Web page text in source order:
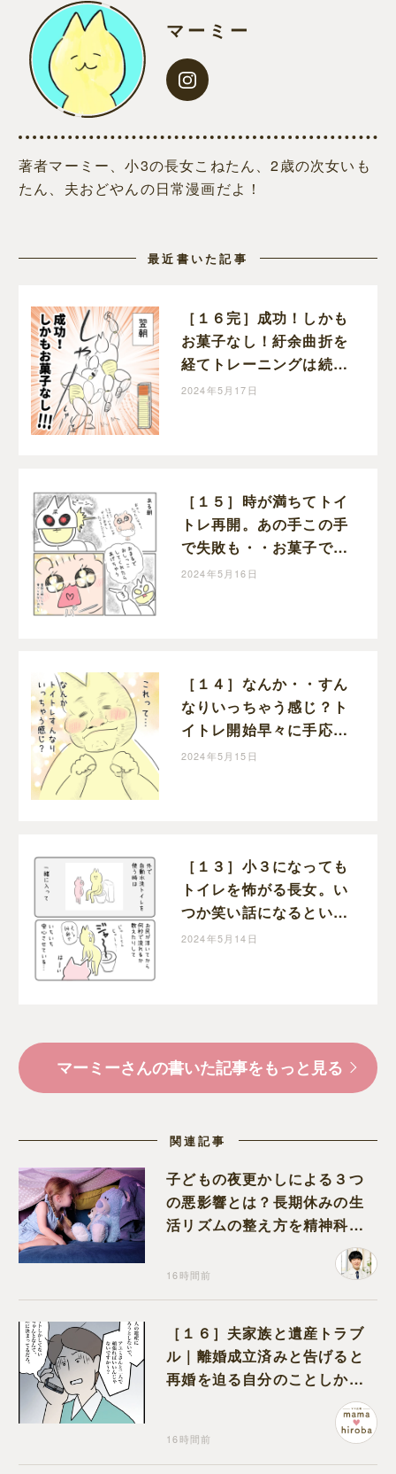
マーミー
著者マーミー、小3の長女こねたん、2歳の次女いも
たん、夫おどやんの日常漫画だよ！
最近書いた記事
［１６完］成功！しかも
お菓子なし！紆余曲折を
経てトレーニングは続
く。お年頃次女のトイト
2024年5月17日
［１５］時が満ちてトイ
トレ再開。あの手この手
で失敗も・・お菓子でや
る気に火が付いた！お年
2024年5月16日
［１４］なんか・・すん
なりいっちゃう感じ？ト
イトレ開始早々に手応え
アリでにんまり。お年頃
2024年5月15日
［１３］小３になっても
トイレを怖がる長女。い
つか笑い話になるといい
な・・。お年頃次女のト
2024年5月14日
マーミーさんの書いた記事をもっと見る
関連記事
子どもの夜更かしによる３つ
の悪影響とは？長期休みの生
活リズムの整え方を精神科医
16時間前
［１６］夫家族と遺産トラブ
ル｜離婚成立済みと告げると
再婚を迫る自分のことしか考
16時間前